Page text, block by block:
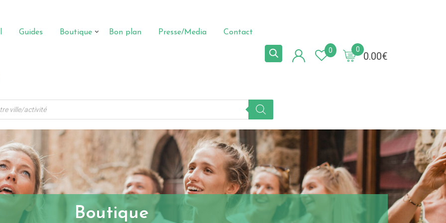
Guides Boutique Bon plan Presse/Media Contact
0.00€
0
0
Boutique